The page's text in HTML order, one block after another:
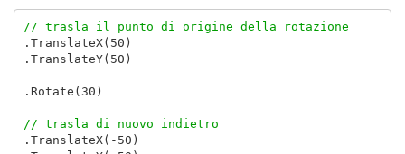
// trasla il punto di origine della rotazione
. TranslateX( 50 )
. TranslateY( 50 )
. Rotate ( 30 )
// trasla di nuovo indietro
. TranslateX(- 50 )